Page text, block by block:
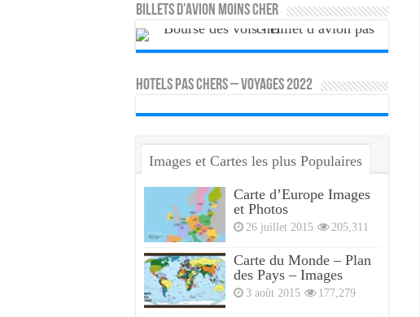
Billets d’avion moins cher
HOTELS PAS CHERS – VOYAGES 2022
Images et Cartes les plus Populaires
Carte d’Europe Images
et Photos
26 juillet 2015 205,311
Carte du Monde – Plan
des Pays – Images
3 août 2015 177,279